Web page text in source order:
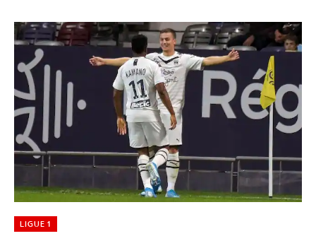
LIGUE 1